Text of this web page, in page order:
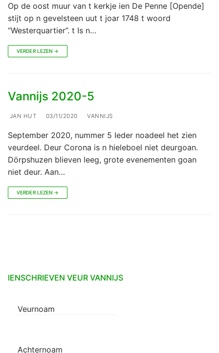
Op de oost muur van t kerkje ien De Penne [Opende]
stijt op n gevelsteen uut t joar 1748 t woord
“Westerquartier”. t Is n…
VERDER LEZEN →
Vannijs 2020-5
JAN HUT 03/11/2020 VANNIJS
September 2020, nummer 5 Ieder noadeel het zien
veurdeel. Deur Corona is n hieleboel niet deurgoan.
Dörpshuzen blieven leeg, grote evenementen goan
niet deur. Aan…
VERDER LEZEN →
IENSCHRIEVEN VEUR VANNIJS
Veurnoam
Achternoam